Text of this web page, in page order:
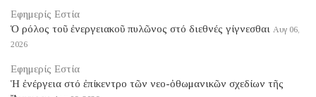
Εφημερίς Εστία
Ὁ ρόλος τοῦ ἐνεργειακοῦ πυλῶνος στό διεθνές γίγνεσθαι Αυγ 06,
2026
Εφημερίς Εστία
Ἡ ἐνέργεια στό ἐπίκεντρο τῶν νεο-ὀθωμανικῶν σχεδίων τῆς